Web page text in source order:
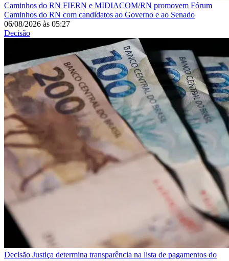
Caminhos do RN FIERN e MIDIACOM/RN promovem Fórum
Caminhos do RN com candidatos ao Governo e ao Senado
06/08/2026 às 05:27
Decisão
Decisão Justiça determina transparência na lista de pagamentos do